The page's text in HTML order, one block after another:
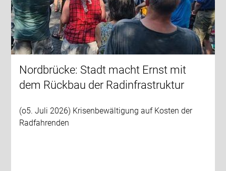
Nordbrücke: Stadt macht Ernst mit
dem Rückbau der Radinfrastruktur
(o5. Juli 2026) Krisenbewältigung auf Kosten der
Radfahrenden